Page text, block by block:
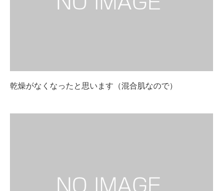
乾燥がなくなったと思います（混合肌なので）